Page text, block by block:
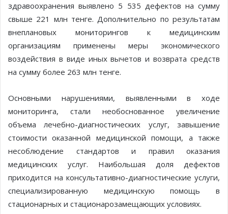
здравоохранения выявлено 5 535 дефектов на сумму
свыше 221 млн тенге. Дополнительно по результатам
внеплановых мониторингов к медицинским
организациям применены меры экономического
воздействия в виде иных вычетов и возврата средств
на сумму более 263 млн тенге.
Основными нарушениями, выявленными в ходе
мониторинга, стали необоснованное увеличение
объема лечебно-диагностических услуг, завышение
стоимости оказанной медицинской помощи, а также
несоблюдение стандартов и правил оказания
медицинских услуг. Наибольшая доля дефектов
приходится на консультативно-диагностические услуги,
специализированную медицинскую помощь в
стационарных и стационарозамещающих условиях.